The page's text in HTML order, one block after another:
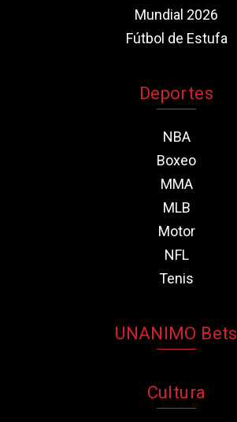
Mundial 2026
Fútbol de Estufa
Deportes
NBA
Boxeo
MMA
MLB
Motor
NFL
Tenis
UNANIMO Bets
Cultura